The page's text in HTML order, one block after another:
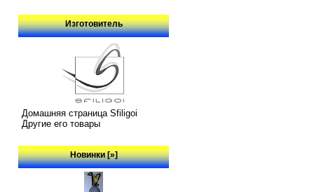
Изготовитель
Домашняя страница Sfiligoi
Другие его товары
Новинки [»]